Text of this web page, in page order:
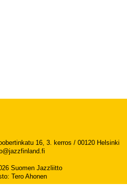
16, 3. kerros / 00120 Helsinki
Suomen Jazzliitto
: Tero Ahonen